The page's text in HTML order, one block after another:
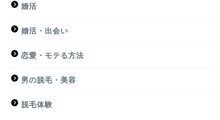
婚活
婚活・出会い
恋愛・モテる方法
男の脱毛・美容
脱毛体験